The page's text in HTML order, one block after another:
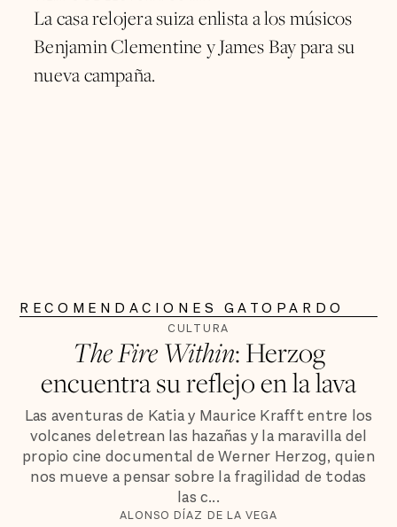
La casa relojera suiza enlista a los músicos
Benjamin Clementine y James Bay para su
nueva campaña.
RECOMENDACIONES GATOPARDO
CULTURA
The Fire Within: Herzog
encuentra su reflejo en la lava
Las aventuras de Katia y Maurice Krafft entre los
volcanes deletrean las hazañas y la maravilla del
propio cine documental de Werner Herzog, quien
nos mueve a pensar sobre la fragilidad de todas
las c...
ALONSO DÍAZ DE LA VEGA